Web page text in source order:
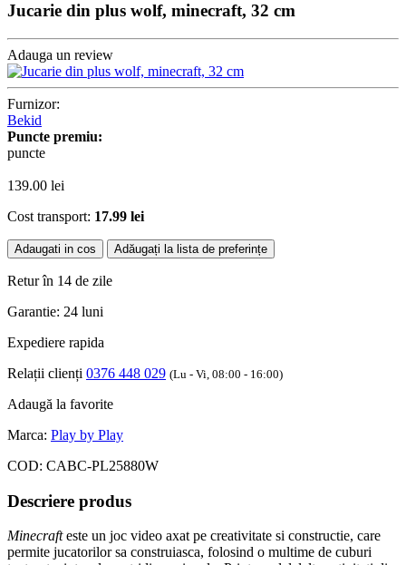
Jucarie din plus wolf, minecraft, 32 cm
Adauga un review
Furnizor:
Bekid
Puncte premiu:
puncte
139.00 lei
Cost transport: 17.99 lei
Adaugati in cos Adăugați la lista de preferințe
Retur în 14 de zile
Garantie: 24 luni
Expediere rapida
Relații clienți 0376 448 029 (Lu - Vi, 08:00 - 16:00)
Adaugă la favorite
Marca: Play by Play
COD: CABC-PL25880W
Descriere produs
Minecrafteste un joc video axat pe creativitate si constructie, care
permite jucatorilor sa construiasca, folosind o multime de cuburi